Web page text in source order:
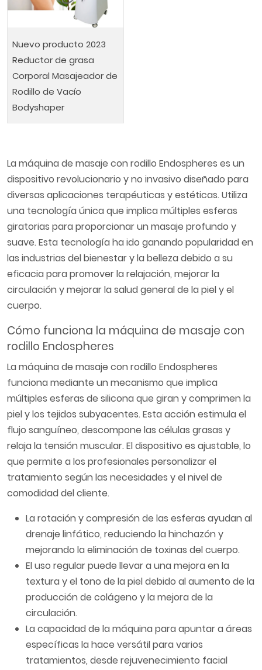
Nuevo producto 2023
Reductor de grasa
Corporal Masajeador de
Rodillo de Vacío
Bodyshaper
La máquina de masaje con rodillo Endospheres es un
dispositivo revolucionario y no invasivo diseñado para
diversas aplicaciones terapéuticas y estéticas. Utiliza
una tecnología única que implica múltiples esferas
giratorias para proporcionar un masaje profundo y
suave. Esta tecnología ha ido ganando popularidad en
las industrias del bienestar y la belleza debido a su
eficacia para promover la relajación, mejorar la
circulación y mejorar la salud general de la piel y el
cuerpo.
Cómo funciona la máquina de masaje con
rodillo Endospheres
La máquina de masaje con rodillo Endospheres
funciona mediante un mecanismo que implica
múltiples esferas de silicona que giran y comprimen la
piel y los tejidos subyacentes. Esta acción estimula el
flujo sanguíneo, descompone las células grasas y
relaja la tensión muscular. El dispositivo es ajustable, lo
que permite a los profesionales personalizar el
tratamiento según las necesidades y el nivel de
comodidad del cliente.
La rotación y compresión de las esferas ayudan al
drenaje linfático, reduciendo la hinchazón y
mejorando la eliminación de toxinas del cuerpo.
El uso regular puede llevar a una mejora en la
textura y el tono de la piel debido al aumento de la
producción de colágeno y la mejora de la
circulación.
La capacidad de la máquina para apuntar a áreas
específicas la hace versátil para varios
tratamientos, desde rejuvenecimiento facial